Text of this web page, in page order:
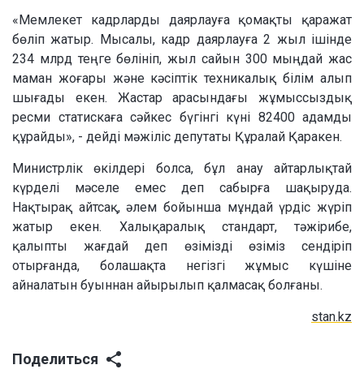
«Мемлекет кадрларды даярлауға қомақты қаражат
бөліп жатыр. Мысалы, кадр даярлауға 2 жыл ішінде
234 млрд теңге бөлініп, жыл сайын 300 мыңдай жас
маман жоғары және кәсіптік техникалық білім алып
шығады екен. Жастар арасындағы жұмыссыздық
ресми статискаға сәйкес бүгінгі күні 82400 адамды
құрайды», - дейді мәжіліс депутаты Құралай Қаракен.
Министрлік өкілдері болса, бұл анау айтарлықтай
күрделі мәселе емес деп сабырға шақыруда.
Нақтырақ айтсақ, әлем бойынша мұндай үрдіс жүріп
жатыр екен. Халықаралық стандарт, тәжірибе,
қалыпты жағдай деп өзімізді өзіміз сендіріп
отырғанда, болашақта негізгі жұмыс күшіне
айналатын буыннан айырылып қалмасақ болғаны.
stan.kz
Поделиться